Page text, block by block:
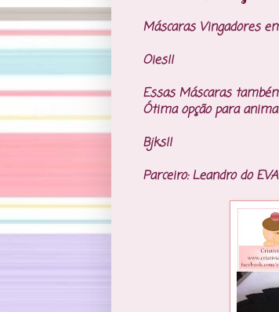
Máscaras Vingadores
Oies!!
Essas Máscaras
Ótima opção para
Bjks!!
Parceiro: Leandro do